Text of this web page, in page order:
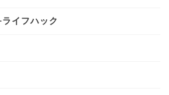
イフハック